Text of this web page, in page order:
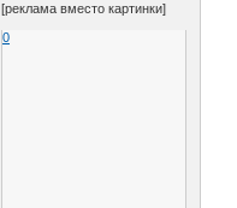
[реклама вместо картинки]
0